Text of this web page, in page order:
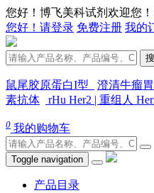
您好！博飞美科试剂欢迎您！
您好！请登录 免费注册 我的
鼠尾胶原蛋白I型 澄清牛瘤
素抗体
rHu Her2 | 重组人
0 我的购物车
Toggle navigation
产品目录